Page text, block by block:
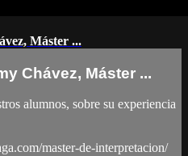
Máster ...
Chávez, Máster ...
alumnos, sobre su experiencia
master-de-interpretacion/